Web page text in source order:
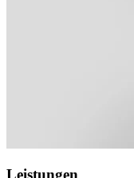
Leistungen